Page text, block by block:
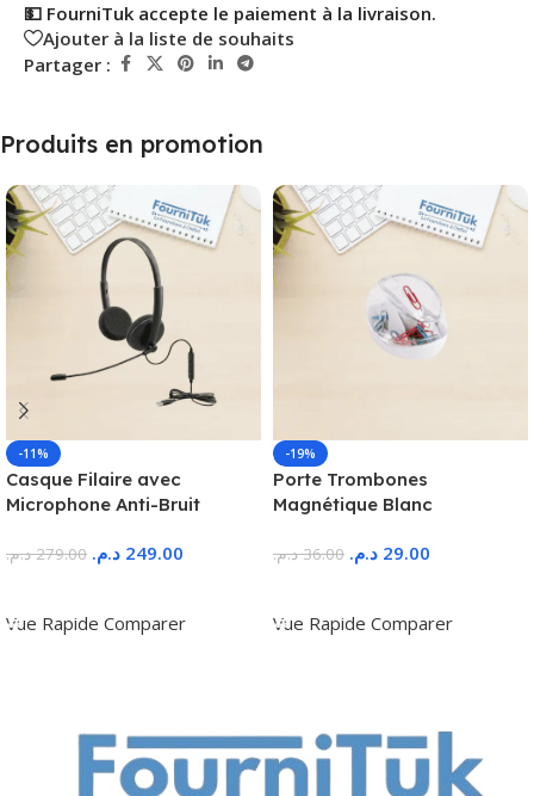
💵 FourniTuk accepte le paiement à la livraison.
Ajouter à la liste de souhaits
Partager :
Produits en promotion
-11%
Casque Filaire avec
Microphone Anti-Bruit
279.00 د.م. 249.00 د.م.
Vue Rapide Comparer
-19%
Porte Trombones
Magnétique Blanc
36.00 د.م. 29.00 د.م.
Vue Rapide Comparer